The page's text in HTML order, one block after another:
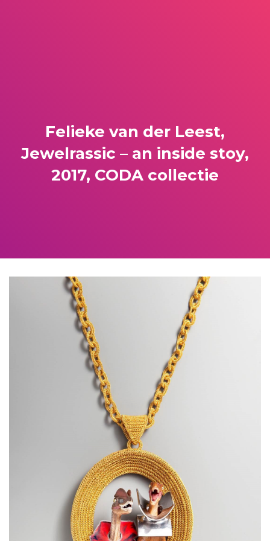
Felieke van der Leest,
Jewelrassic – an inside stoy,
2017, CODA collectie